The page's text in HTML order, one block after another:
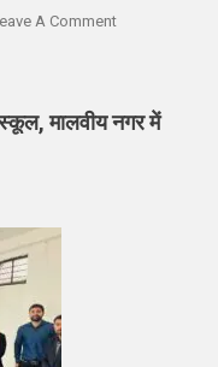
A CommentOn
धूमधाम
स्कूल, मालवीय नगर में